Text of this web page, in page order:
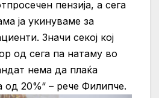
пензија, а сега
ја укинуваме за
Значи секој кој
од сега па натаму во
нема да плаќа
од 20%“ – рече Филипче.